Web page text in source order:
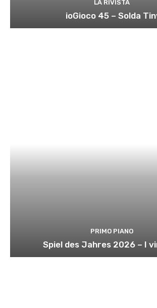
LA RIVISTA
ioGioco 45 – Solda
PRIMO PIANO
Spiel des Jahres 2026 – I